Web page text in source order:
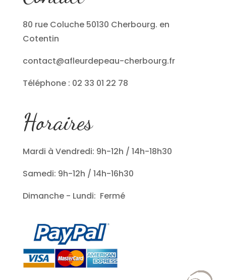
80 rue Coluche 50130 Cherbourg. en
Cotentin
contact@afleurdepeau-cherbourg.fr
Téléphone : 02 33 01 22 78
Horaires
Mardi à Vendredi: 9h-12h / 14h-18h30
Samedi: 9h-12h / 14h-16h30
Dimanche - Lundi: Fermé